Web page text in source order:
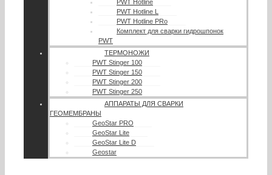
PWT Hotline
PWT Hotline L
PWT Hotline PRo
Комплект для сварки гидрошпонок
PWT
ТЕРМОНОЖИ
PWT Stinger 100
PWT Stinger 150
PWT Stinger 200
PWT Stinger 250
АППАРАТЫ ДЛЯ СВАРКИ
ГЕОМЕМБРАНЫ
GeoStar PRO
GeoStar Lite
GeoStar Lite D
Geostar